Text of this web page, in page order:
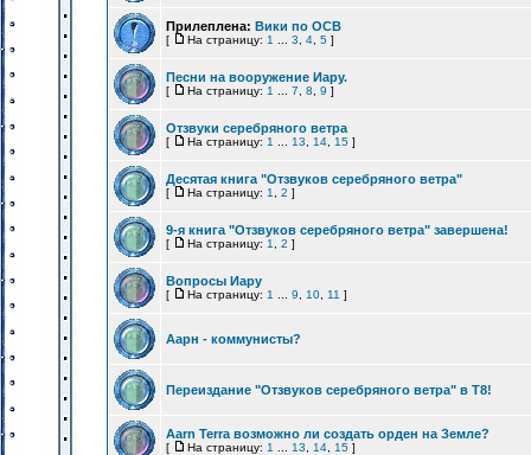
Прилеплена: Вики по ОСВ
[ На страницу: 1 3 4 5 ]
Песни на вооружение Иару.
[ На страницу: 1 7 8 9 ]
Отзвуки серебряного ветра
[ На страницу: 1 13 14 15 ]
Десятая книга "Отзвуков серебряного ветра"
[ На страницу: 1 2 ]
9-я книга "Отзвуков серебряного ветра" завершена!
[ На страницу: 1 2 ]
Вопросы Иару
[ На страницу: 1 9 10 11 ]
Аарн - коммунисты?
Переиздание "Отзвуков серебряного ветра" в Т8!
Aarn Terra возможно ли создать орден на Земле?
[ На страницу: 1 13 14 15 ]